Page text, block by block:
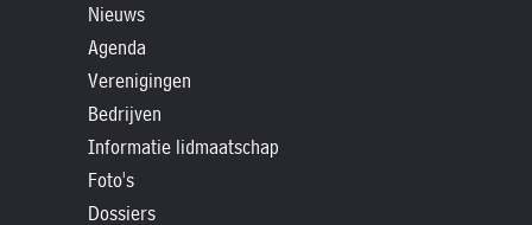
Nieuws
Agenda
Verenigingen
Bedrijven
Informatie lidmaatschap
Foto's
Dossiers
Historische
verhalen
Dossiers